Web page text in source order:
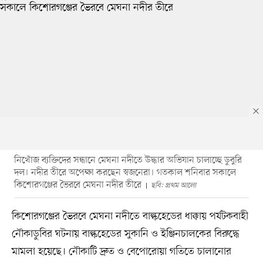
নিখোঁজ ব্যক্তিদের সন্ধানে মেঘনা নদীতে উদ্ধার অভিযান চালাচ্ছে ডুবুরি
দল। নদীর তীরে অপেক্ষা করছেন স্বজনেরা। গতকাল শনিবার সকালে
কিশোরগঞ্জের ভৈরবে মেঘনা নদীর তীরে
ছবি: প্রথম আলো
কিশোরগঞ্জের ভৈরবে মেঘনা নদীতে বাল্কহেডের ধাক্কায় পর্যটকবাহী
নৌকাডুবির ঘটনায় বাল্কহেডের সুকানি ও ইঞ্জিনচালকের বিরুদ্ধে
মামলা হয়েছে। নৌকাটি দ্রুত ও বেপোরোয়া গতিতে চালানোর